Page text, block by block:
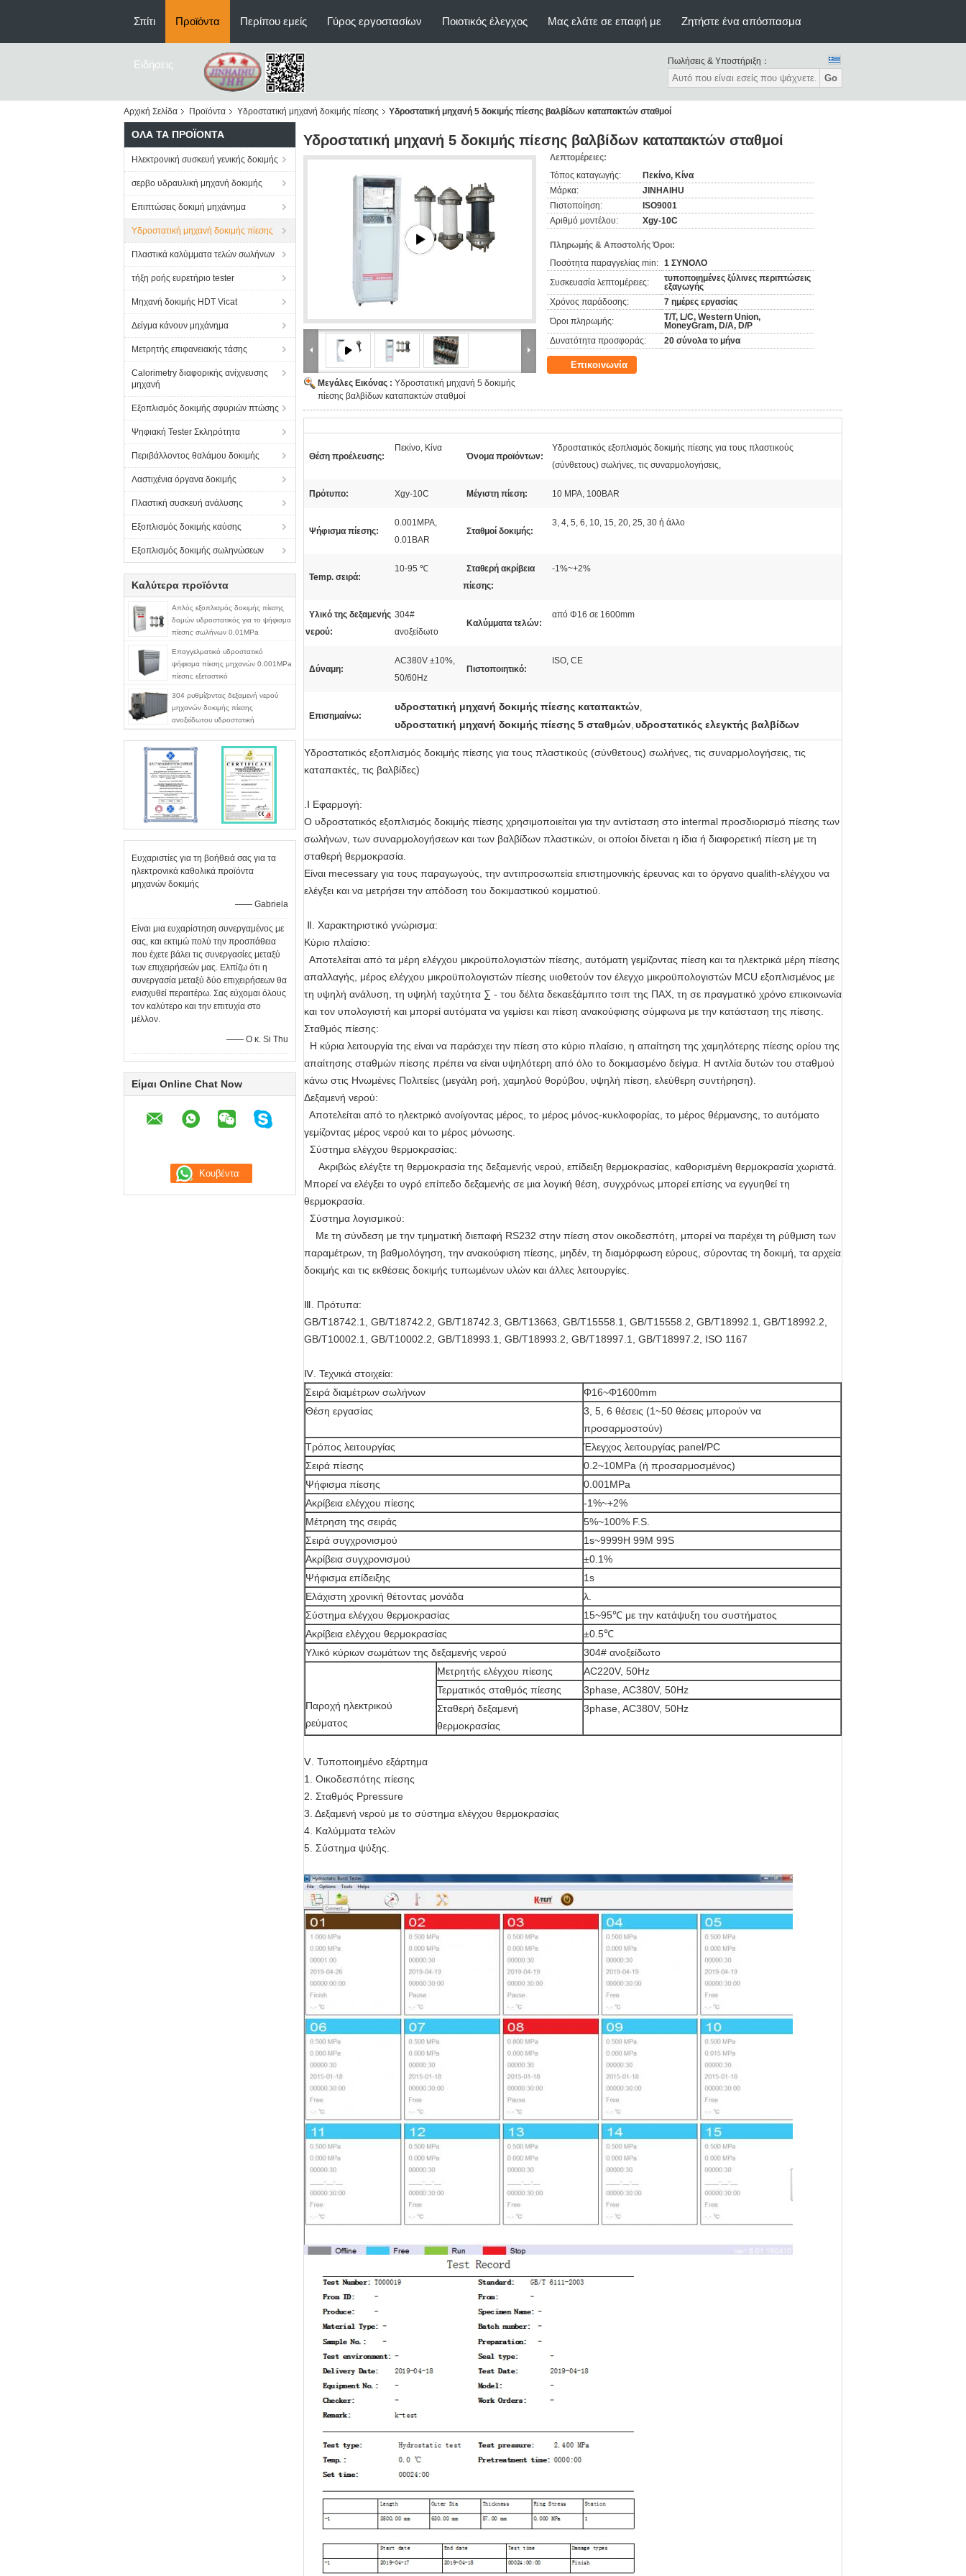
Σπίτι Προϊόντα Περίπου εμείς Γύρος εργοστασίων Ποιοτικός έλεγχος Μας ελάτε σε επαφή με Ζητήστε ένα απόσπασμα
Ειδήσεις Πωλήσεις & Υποστήριξη：
Go
Αρχική Σελίδα Προϊόντα Υδροστατική μηχανή δοκιμής πίεσης Υδροστατική μηχανή 5 δοκιμής πίεσης βαλβίδων καταπακτών σταθμοί
ΌΛΑ ΤΑ ΠΡΟΪΌΝΤΑ
Ηλεκτρονική συσκευή γενικής δοκιμής
σερβο υδραυλική μηχανή δοκιμής
Επιπτώσεις δοκιμή μηχάνημα
Υδροστατική μηχανή δοκιμής πίεσης
Πλαστικά καλύμματα τελών σωλήνων
τήξη ροής ευρετήριο tester
Μηχανή δοκιμής HDT Vicat
Δείγμα κάνουν μηχάνημα
Μετρητής επιφανειακής τάσης
Calorimetry διαφορικής ανίχνευσης
μηχανή
Εξοπλισμός δοκιμής σφυριών πτώσης
Ψηφιακή Tester Σκληρότητα
Περιβάλλοντος θαλάμου δοκιμής
Λαστιχένια όργανα δοκιμής
Πλαστική συσκευή ανάλυσης
Εξοπλισμός δοκιμής καύσης
Εξοπλισμός δοκιμής σωληνώσεων
Καλύτερα προϊόντα
Απλός εξοπλισμός δοκιμής πίεσης
δομών υδροστατικός για το ψήφισμα
πίεσης σωλήνων 0.01MPa
Επαγγελματικό υδροστατικό
ψήφισμα πίεσης μηχανών 0.001MPa
πίεσης εξεταστικό
304 ρυθμίζοντας δεξαμενή νερού
μηχανών δοκιμής πίεσης
ανοξείδωτου υδροστατική
Ευχαριστίες για τη βοήθειά σας για τα
ηλεκτρονικά καθολικά προϊόντα
μηχανών δοκιμής
—— Gabriela
Είναι μια ευχαρίστηση συνεργαμένος με
σας, και εκτιμώ πολύ την προσπάθεια
που έχετε βάλει τις συνεργασίες μεταξύ
των επιχειρήσεών μας. Ελπίζω ότι η
συνεργασία μεταξύ δύο επιχειρήσεων θα
ενισχυθεί περαιτέρω. Σας εύχομαι όλους
τον καλύτερο και την επιτυχία στο
μέλλον.
—— Ο κ. Si Thu
Είμαι Online Chat Now
Υδροστατική μηχανή 5 δοκιμής πίεσης βαλβίδων καταπακτών σταθμοί
Μεγάλες Εικόνας : Υδροστατική μηχανή 5 δοκιμής
πίεσης βαλβίδων καταπακτών σταθμοί
Λεπτομέρειες:
Τόπος καταγωγής:
Πεκίνο, Κίνα
Μάρκα:
JINHAIHU
Πιστοποίηση:
ISO9001
Αριθμό μοντέλου:
Xgy-10C
Πληρωμής & Αποστολής Όροι:
Ποσότητα παραγγελίας min: 1 ΣΥΝΟΛΟ
Συσκευασία λεπτομέρειες:
τυποποιημένες ξύλινες περιπτώσεις
εξαγωγής
Χρόνος παράδοσης:
7 ημέρες εργασίας
Όροι πληρωμής:
T/T, L/C, Western Union,
MoneyGram, D/A, D/P
Δυνατότητα προσφοράς:
20 σύνολα το μήνα
Επικοινωνία
Θέση προέλευσης:
Πεκίνο, Κίνα
Όνομα προϊόντων:
Υδροστατικός εξοπλισμός δοκιμής πίεσης για τους πλαστικούς
(σύνθετους) σωλήνες, τις συναρμολογήσεις,
Πρότυπο: Xgy-10C Μέγιστη πίεση: 10 MPA, 100BAR
Ψήφισμα πίεσης:
0.001MPA,
0.01BAR
Σταθμοί δοκιμής:
3, 4, 5, 6, 10, 15, 20, 25, 30 ή άλλο
Temp. σειρά:
10-95 ℃
Σταθερή ακρίβεια
πίεσης:
-1%~+2%
Υλικό της δεξαμενής
νερού:
304#
ανοξείδωτο
Καλύμματα τελών:
από Φ16 σε 1600mm
Δύναμη:
AC380V ±10%,
50/60Hz
Πιστοποιητικό:
ISO, CE
Επισημαίνω:
υδροστατική μηχανή δοκιμής πίεσης καταπακτών,
υδροστατική μηχανή δοκιμής πίεσης 5 σταθμών, υδροστατικός ελεγκτής βαλβίδων
Υδροστατικός εξοπλισμός δοκιμής πίεσης για τους πλαστικούς (σύνθετους) σωλήνες, τις συναρμολογήσεις, τις
καταπακτές, τις βαλβίδες)
.Ⅰ Εφαρμογή:
Ο υδροστατικός εξοπλισμός δοκιμής πίεσης χρησιμοποιείται για την αντίσταση στο intermal προσδιορισμό πίεσης των
σωλήνων, των συναρμολογήσεων και των βαλβίδων πλαστικών, οι οποίοι δίνεται η ίδια ή διαφορετική πίεση με τη
σταθερή θερμοκρασία.
Είναι mecessary για τους παραγωγούς, την αντιπροσωπεία επιστημονικής έρευνας και το όργανο qualith-ελέγχου να
ελέγξει και να μετρήσει την απόδοση του δοκιμαστικού κομματιού.
Ⅱ. Χαρακτηριστικό γνώρισμα:
Κύριο πλαίσιο:
Αποτελείται από τα μέρη ελέγχου μικροϋπολογιστών πίεσης, αυτόματη γεμίζοντας πίεση και τα ηλεκτρικά μέρη πίεσης
απαλλαγής, μέρος ελέγχου μικροϋπολογιστών πίεσης υιοθετούν τον έλεγχο μικροϋπολογιστών MCU εξοπλισμένος με
τη υψηλή ανάλυση, τη υψηλή ταχύτητα ∑ - του δέλτα δεκαεξάμπιτο τσιπ της ΠΑΧ, τη σε πραγματικό χρόνο επικοινωνία
και τον υπολογιστή και μπορεί αυτόματα να γεμίσει και πίεση ανακούφισης σύμφωνα με την κατάσταση της πίεσης.
Σταθμός πίεσης:
Η κύρια λειτουργία της είναι να παράσχει την πίεση στο κύριο πλαίσιο, η απαίτηση της χαμηλότερης πίεσης ορίου της
απαίτησης σταθμών πίεσης πρέπει να είναι υψηλότερη από όλο το δοκιμασμένο δείγμα. Η αντλία δυτών του σταθμού
κάνω στις Ηνωμένες Πολιτείες (μεγάλη ροή, χαμηλού θορύβου, υψηλή πίεση, ελεύθερη συντήρηση).
Δεξαμενή νερού:
Αποτελείται από το ηλεκτρικό ανοίγοντας μέρος, το μέρος μόνος-κυκλοφορίας, το μέρος θέρμανσης, το αυτόματο
γεμίζοντας μέρος νερού και το μέρος μόνωσης.
Σύστημα ελέγχου θερμοκρασίας:
Ακριβώς ελέγξτε τη θερμοκρασία της δεξαμενής νερού, επίδειξη θερμοκρασίας, καθορισμένη θερμοκρασία χωριστά.
Μπορεί να ελέγξει το υγρό επίπεδο δεξαμενής σε μια λογική θέση, συγχρόνως μπορεί επίσης να εγγυηθεί τη
θερμοκρασία.
Σύστημα λογισμικού:
Με τη σύνδεση με την τμηματική διεπαφή RS232 στην πίεση στον οικοδεσπότη, μπορεί να παρέχει τη ρύθμιση των
παραμέτρων, τη βαθμολόγηση, την ανακούφιση πίεσης, μηδέν, τη διαμόρφωση εύρους, σύροντας τη δοκιμή, τα αρχεία
δοκιμής και τις εκθέσεις δοκιμής τυπωμένων υλών και άλλες λειτουργίες.
Ⅲ. Πρότυπα:
GB/T18742.1, GB/T18742.2, GB/T18742.3, GB/T13663, GB/T15558.1, GB/T15558.2, GB/T18992.1, GB/T18992.2,
GB/T10002.1, GB/T10002.2, GB/T18993.1, GB/T18993.2, GB/T18997.1, GB/T18997.2, ISO 1167
Ⅳ. Τεχνικά στοιχεία:
Σειρά διαμέτρων σωλήνων
Φ16~Φ1600mm
Θέση εργασίας
3, 5, 6 θέσεις (1~50 θέσεις μπορούν να
προσαρμοστούν)
Τρόπος λειτουργίας
Έλεγχος λειτουργίας panel/PC
Σειρά πίεσης
0.2~10MPa (ή προσαρμοσμένος)
Ψήφισμα πίεσης
0.001MPa
Ακρίβεια ελέγχου πίεσης
-1%~+2%
Μέτρηση της σειράς
5%~100% F.S.
Σειρά συγχρονισμού
1s~9999H 99M 99S
Ακρίβεια συγχρονισμού
±0.1%
Ψήφισμα επίδειξης
1s
Ελάχιστη χρονική θέτοντας μονάδα
λ.
Σύστημα ελέγχου θερμοκρασίας
15~95℃ με την κατάψυξη του συστήματος
Ακρίβεια ελέγχου θερμοκρασίας
±0.5℃
Υλικό κύριων σωμάτων της δεξαμενής νερού
304# ανοξείδωτο
Παροχή ηλεκτρικού
ρεύματος
Μετρητής ελέγχου πίεσης
AC220V, 50Hz
Τερματικός σταθμός πίεσης
3phase, AC380V, 50Hz
Σταθερή δεξαμενή
θερμοκρασίας
3phase, AC380V, 50Hz
Ⅴ. Τυποποιημένο εξάρτημα
1. Οικοδεσπότης πίεσης
2. Σταθμός Ppressure
3. Δεξαμενή νερού με το σύστημα ελέγχου θερμοκρασίας
4. Καλύμματα τελών
5. Σύστημα ψύξης.